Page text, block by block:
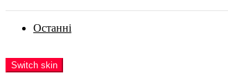
Останні
Switch skin